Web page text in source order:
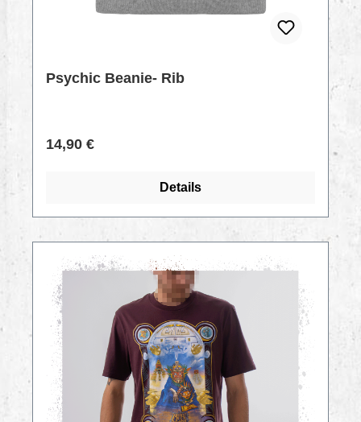
Psychic Beanie- Rib
Regulärer Preis:
14,90 €
Details